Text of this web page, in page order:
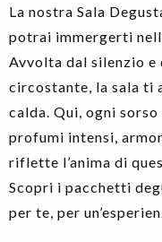
La nostra Sala
potrai immergerti
Avvolta dal silenzio e
circostante, la sala ti
calda. Qui, ogni
profumi intensi,
riflette l’anima di
Scopri i pacchetti
per te, per